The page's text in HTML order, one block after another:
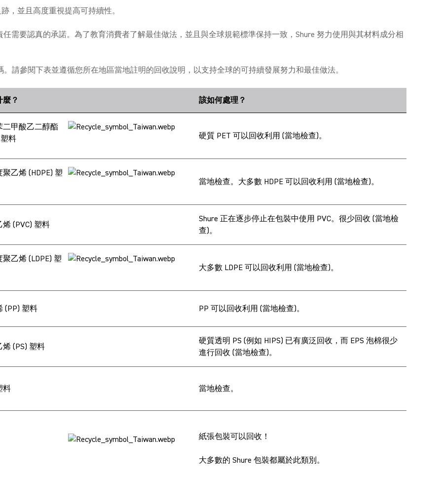
，並且高度重視提高可持續性。
需要認真的承諾。為了教育消費者了解最佳做法，並且與全球規範標準保持一致，Shure 努力使用與其材料成分相
請參閱下表並遵循您所在地區當地註明的回收說明，以支持全球的可持續發展努力和最佳做法。
麼？ 該如何處理？
二甲酸乙二醇酯
料
硬質 PET 可以回收利用 (當地檢查)。
乙烯 (HDPE) 塑
當地檢查。大多數 HDPE 可以回收利用 (當地檢查)。
烯 (PVC) 塑料
Shure 正在逐步停止在包裝中使用 PVC。很少回收 (當地檢
查)。
乙烯 (LDPE) 塑
大多數 LDPE 可以回收利用 (當地檢查)。
(PP) 塑料 PP 可以回收利用 (當地檢查)。
烯 (PS) 塑料
硬質透明 PS (例如 HIPS) 已有廣泛回收，而 EPS 泡棉很少
進行回收 (當地檢查)。
料 當地檢查。
紙張包裝可以回收！
大多數的 Shure 包裝都屬於此類別。